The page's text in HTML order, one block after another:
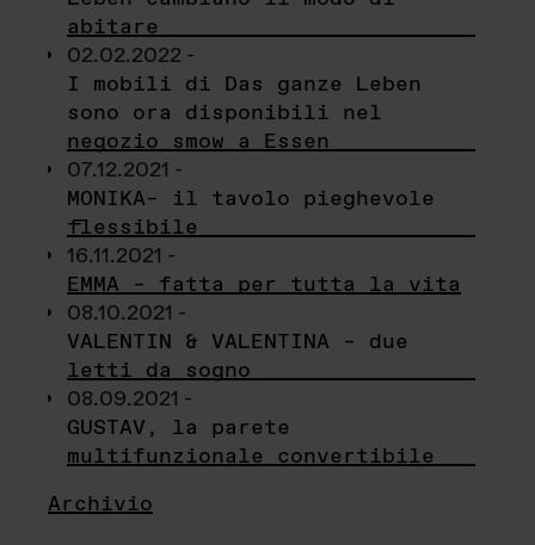
abitare
02.02.2022 -
I mobili di Das ganze Leben
sono ora disponibili nel
negozio smow a Essen
07.12.2021 -
MONIKA– il tavolo pieghevole
flessibile
16.11.2021 -
EMMA – fatta per tutta la vita
08.10.2021 -
VALENTIN & VALENTINA – due
letti da sogno
08.09.2021 -
GUSTAV, la parete
multifunzionale convertibile
Archivio